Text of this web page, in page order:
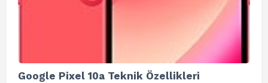
Google Pixel 10a Teknik Özellikleri